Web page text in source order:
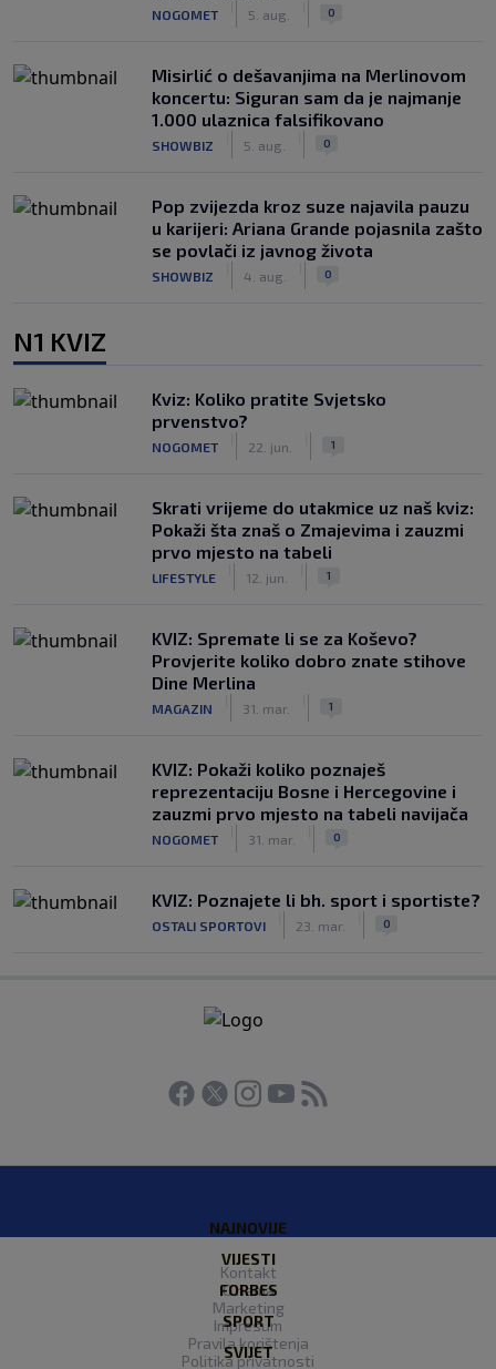
NOGOMET 5. aug. 0
Misirlić o dešavanjima na Merlinovom
koncertu: Siguran sam da je najmanje
1.000 ulaznica falsifikovano
SHOWBIZ 5. aug. 0
Pop zvijezda kroz suze najavila pauzu
u karijeri: Ariana Grande pojasnila zašto
se povlači iz javnog života
SHOWBIZ 4. aug. 0
N1 KVIZ
Kviz: Koliko pratite Svjetsko
prvenstvo?
NOGOMET 22. jun. 1
Skrati vrijeme do utakmice uz naš kviz:
Pokaži šta znaš o Zmajevima i zauzmi
prvo mjesto na tabeli
LIFESTYLE 12. jun. 1
KVIZ: Spremate li se za Koševo?
Provjerite koliko dobro znate stihove
Dine Merlina
MAGAZIN 31. mar. 1
KVIZ: Pokaži koliko poznaješ
reprezentaciju Bosne i Hercegovine i
zauzmi prvo mjesto na tabeli navijača
NOGOMET 31. mar. 0
KVIZ: Poznajete li bh. sport i sportiste?
OSTALI SPORTOVI 23. mar. 0
NAJNOVIJE
VIJESTI
FORBES
SPORT
SVIJET
Kontakt
O nama
Marketing
Impresum
Pravila korištenja
Politika privatnosti